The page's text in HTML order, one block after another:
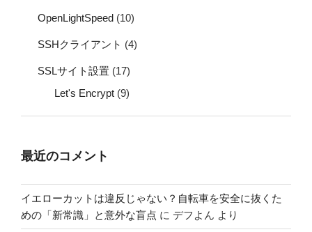
OpenLightSpeed (10)
SSHクライアント (4)
SSLサイト設置 (17)
Let's Encrypt (9)
最近のコメント
イエローカットは違反じゃない？自転車を安全に抜くた
めの「新常識」と意外な盲点 に デフよん より